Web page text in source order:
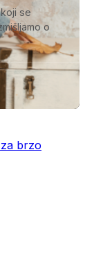
se
o